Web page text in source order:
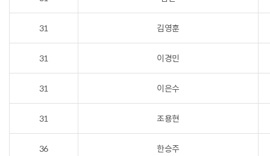
31 김영훈
31 이경민
31 이은수
31 조용현
36 한승주